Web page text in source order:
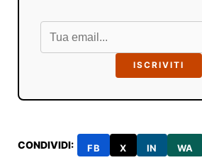
ISCRIVITI
CONDIVIDI: FB X IN WA